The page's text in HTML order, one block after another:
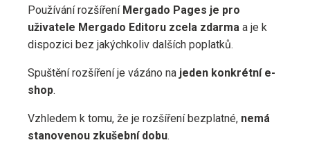
Používání rozšíření Mergado Pages je pro
uživatele Mergado Editoru zcela zdarma a je k
dispozici bez jakýchkoliv dalších poplatků.
Spuštění rozšíření je vázáno na jeden konkrétní e-
shop.
Vzhledem k tomu, že je rozšíření bezplatné, nemá
stanovenou zkušební dobu.